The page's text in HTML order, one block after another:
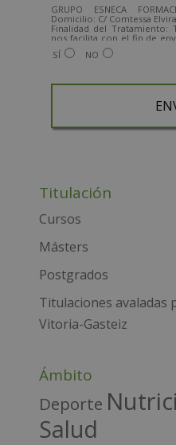
GRUPO ESNECA
Domicilio: C/ Comtessa
Finalidad del Tratamiento:
nos facilita con el fin de
tipo comercial relacionado
otros tipo de productos que
Derechos: Puede ejercitar
admin@grupoesneca.com.
Para más información
Desea recibir
SÍ NO
t
e
a
t
i
Titulación
Cursos
Másters
Postgrados
Titulaciones avaladas
Vitoria-Gasteiz
Ámbito
Deporte
Salud